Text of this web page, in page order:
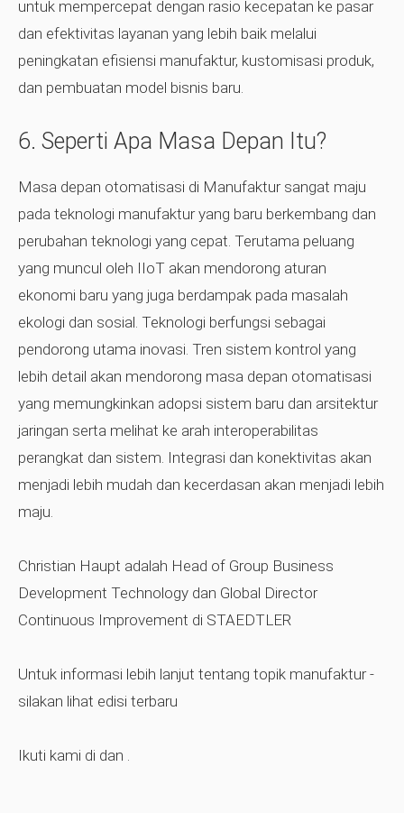
untuk mempercepat dengan rasio kecepatan ke pasar
dan efektivitas layanan yang lebih baik melalui
peningkatan efisiensi manufaktur, kustomisasi produk,
dan pembuatan model bisnis baru.
6. Seperti Apa Masa Depan Itu?
Masa depan otomatisasi di Manufaktur sangat maju
pada teknologi manufaktur yang baru berkembang dan
perubahan teknologi yang cepat. Terutama peluang
yang muncul oleh IIoT akan mendorong aturan
ekonomi baru yang juga berdampak pada masalah
ekologi dan sosial. Teknologi berfungsi sebagai
pendorong utama inovasi. Tren sistem kontrol yang
lebih detail akan mendorong masa depan otomatisasi
yang memungkinkan adopsi sistem baru dan arsitektur
jaringan serta melihat ke arah interoperabilitas
perangkat dan sistem. Integrasi dan konektivitas akan
menjadi lebih mudah dan kecerdasan akan menjadi lebih
maju.
Christian Haupt adalah Head of Group Business
Development Technology dan Global Director
Continuous Improvement di STAEDTLER
Untuk informasi lebih lanjut tentang topik manufaktur -
silakan lihat edisi terbaru
Ikuti kami di dan .